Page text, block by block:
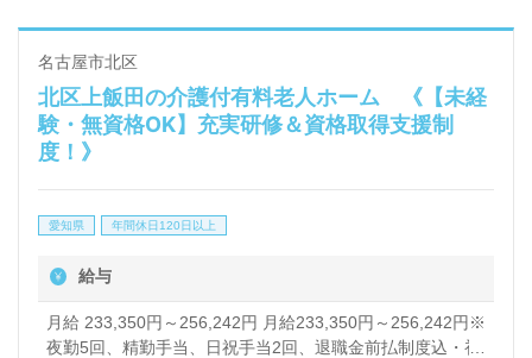
名古屋市北区
北区上飯田の介護付有料老人ホーム 《【未経
験・無資格OK】充実研修＆資格取得支援制
度！》
愛知県 年間休日120日以上
給与
月給 233,350円～256,242円 月給233,350円～256,242円※
夜勤5回、精勤手当、日祝手当2回、退職金前払制度込・初